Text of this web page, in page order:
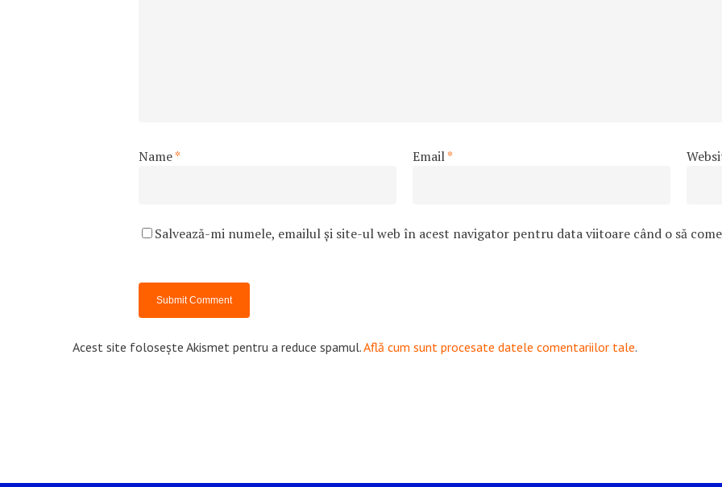
Name* Email*
Salvează-mi numele, emailul și site-ul web în acest navigator pentru data viitoare când o să
Acest site folosește Akismet pentru a reduce spamul.Află cum sunt procesate datele comentariilor tale.